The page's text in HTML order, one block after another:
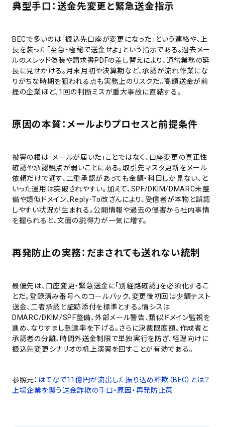
典型手口：送金先変更と緊急送金指示
BECで多いのは「振込先口座が変更になった」という連絡や、上
長を装った「至急・極秘で送金せよ」という指示である。過去メー
ルのスレッド偽装や請求書PDFの差し替えにより、通常業務の延
長に見せかける。月末月初や決算期など、承認が流れ作業にな
りがちな時期を狙われる点も実務上のリスクだ。高額送金が前
提の企業ほど、1回の判断ミスが重大事故に直結する。
原因の本質：メールよりプロセスと前提条件
被害の根は「メールが届いた」ことではなく、口座変更の真正性
確認や承認観点が弱いことにある。取引先マスタ更新をメール
依頼だけで通す、二重承認があっても金額・科目しか見ない、と
いった運用は突破されやすい。加えて、SPF/DKIM/DMARC未整
備や類似ドメイン、Reply-To改ざんにより、受信者が本物と誤認
しやすい状況が生まれる。公開情報や過去の侵害から社内事情
を握られると、文面の説得力が一気に増す。
再発防止の実務：だまされても送れない統制
最優先は、口座変更・緊急送金に「別経路確認」を必須化するこ
とだ。登録済み番号へのコールバック、変更後初回は少額テスト
送金、二者承認と証跡添付を標準とする。情シスは
DMARC/DKIM/SPF整備、外部メール警告、類似ドメイン監視を
進め、なりすまし到達率を下げる。さらに決裁限度額、作成者と
承認者の分離、時間外送金制限で単独実行を防ぎ、経理向けに
振込先変更シナリオの机上演習を回すことが有効である。
参照元： はてなで11億円が流出した振り込め詐欺（BEC）とは？
上場企業を襲う送金詐欺の手口・原因・再発防止策